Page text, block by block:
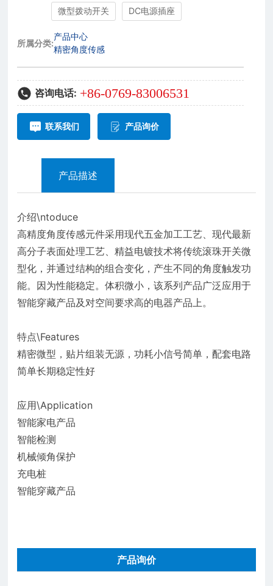
微型拨动开关 DC电源插座
所属分类:
产品中心
精密角度传感
咨询电话: +86-0769-83006531
联系我们 产品询价
产品描述
介绍\ntoduce
高精度角度传感元件采用现代五金加工工艺、现代最新
高分子表面处理工艺、精益电镀技术将传统滚珠开关微
型化，并通过结构的组合变化，产生不同的角度触发功
能。因为性能稳定。体积微小，该系列产品广泛应用于
智能穿藏产品及对空间要求高的电器产品上。
特点\Features
精密微型，贴片组装无源，功耗小信号简单，配套电路
简单长期稳定性好
应用\Application
智能家电产品
智能检测
机械倾角保护
充电桩
智能穿藏产品
产品询价